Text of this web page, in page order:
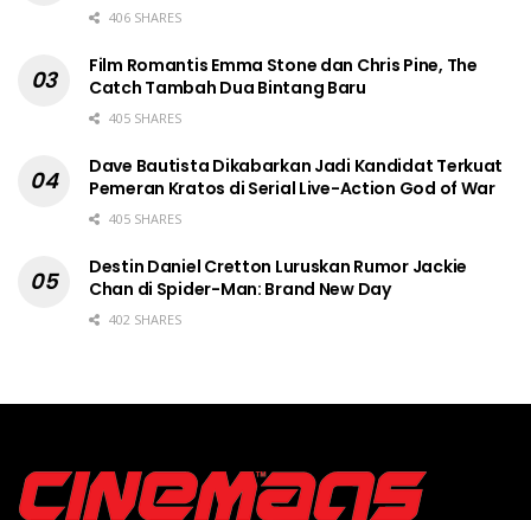
406 SHARES
Film Romantis Emma Stone dan Chris Pine, The
Catch Tambah Dua Bintang Baru
405 SHARES
Dave Bautista Dikabarkan Jadi Kandidat Terkuat
Pemeran Kratos di Serial Live-Action God of War
405 SHARES
Destin Daniel Cretton Luruskan Rumor Jackie
Chan di Spider-Man: Brand New Day
402 SHARES